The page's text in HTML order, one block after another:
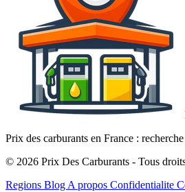
Prix des carburants en France :
© 2026 Prix Des Carburants - Tous
Regions Blog A propos Confidentialite